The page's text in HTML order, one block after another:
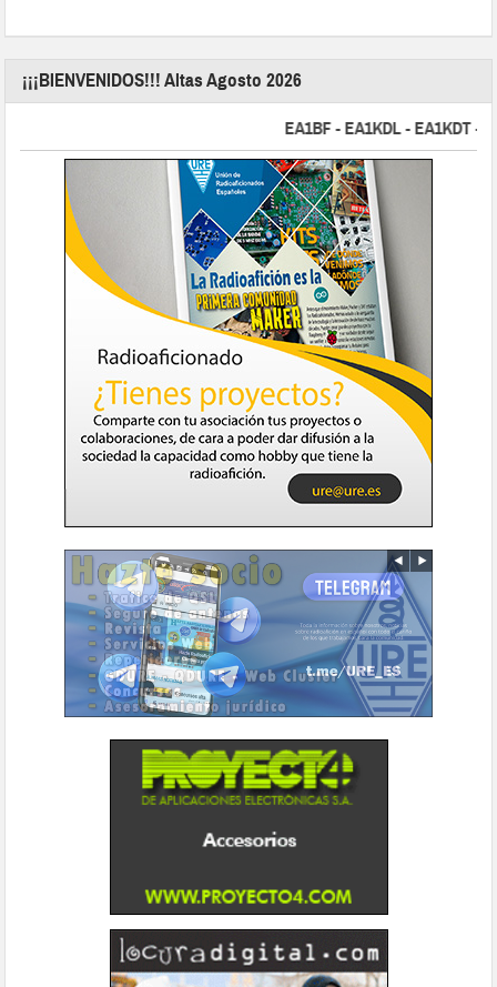
¡¡¡BIENVENIDOS!!! Altas Agosto 2026
EA1BF - EA1KDL - EA1KDT -